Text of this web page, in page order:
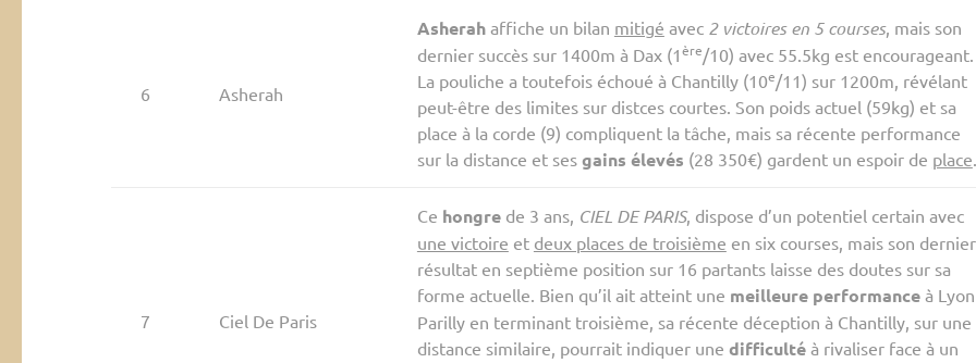
6 Asherah
Asherahaffiche un bilan mitigé avec 2 victoires en 5 courses, mais son
dernier succès sur 1400m à Dax (1ère/10) avec 55.5kg est encourageant.
La pouliche a toutefois échoué à Chantilly (10e/11) sur 1200m, révélant
peut-être des limites sur distces courtes. Son poids actuel (59kg) et sa
place à la corde (9) compliquent la tâche, mais sa récente performance
sur la distance et ses gains élevés (28 350€) gardent un espoir de place.
7 Ciel De Paris
Ce hongrede 3 ans, CIEL DE PARIS, dispose d’un potentiel certain avec
une victoire et deux places de troisième en six courses, mais son dernier
résultat en septième position sur 16 partants laisse des doutes sur sa
forme actuelle. Bien qu’il ait atteint une meilleure performanceà Lyon
Parilly en terminant troisième, sa récente déception à Chantilly, sur une
distance similaire, pourrait indiquer une difficultéà rivaliser face à un